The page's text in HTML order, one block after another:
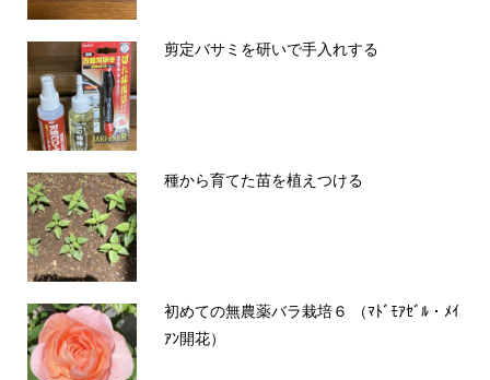
剪定バサミを研いで手入れする
種から育てた苗を植えつける
初めての無農薬バラ栽培６ （ﾏﾄﾞﾓｱｾﾞﾙ・ﾒｲ
ｱﾝ開花）